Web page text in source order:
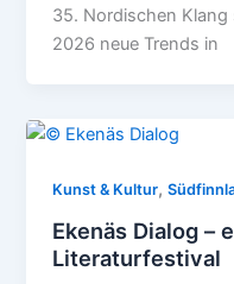
35. Nordischen Klang
2026 neue Trends in
Kunst & Kultur,
Ekenäs Dialog –
Literaturfestival